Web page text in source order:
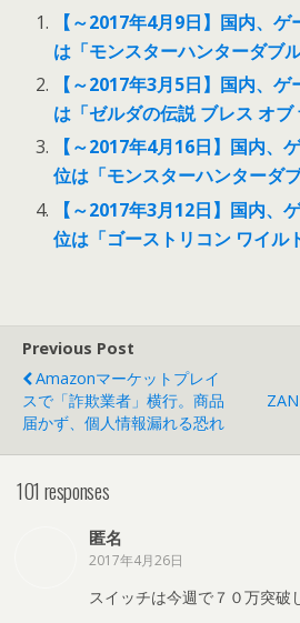
【～2017年4月9日】国内、
は「モンスターハンターダブ
【～2017年3月5日】国内、
は「ゼルダの伝説 ブレス オブ
【～2017年4月16日】国内、
位は「モンスターハンターダ
【～2017年3月12日】国内、
位は「ゴーストリコン ワイル
Previous Post
Amazonマーケットプレイ
スで「詐欺業者」横行。商品
届かず、個人情報漏れる恐れ
101 responses
匿名
2017年4月26日
スイッチは今週で７０万突破